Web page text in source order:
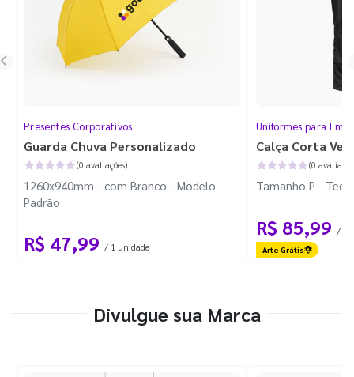
Presentes Corporativos
Guarda Chuva Personalizado
(0 avaliações)
1260x940mm - com Branco - Modelo
Padrão
R$ 47,99 / 1 unidade
Uniformes para
Calça Corta
(0
Tamanho P -
R$ 85,99 / 1
Arte Grátis
Divulgue sua Marca